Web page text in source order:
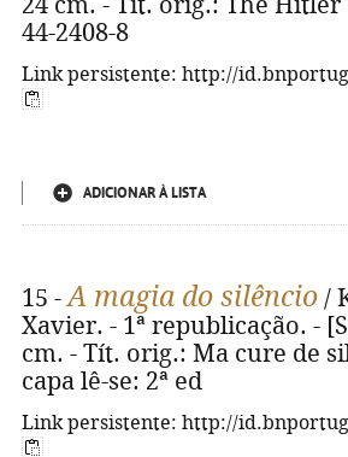
44-2408-8
Link persistente: http://
ADICIONAR À LISTA
15 -A magia do silêncio /
Xavier. - 1ª republicação. -
cm. - Tít. orig.: Ma cure de
capa lê-se: 2ª ed
Link persistente: http://